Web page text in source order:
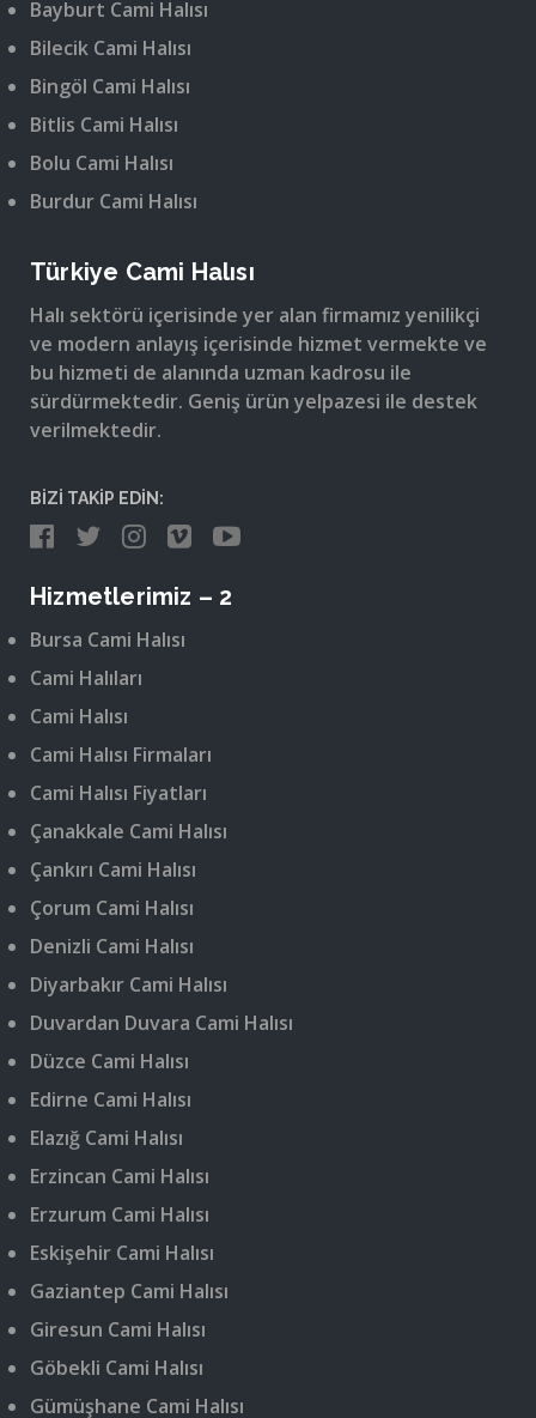
Bayburt Cami Halısı
Bilecik Cami Halısı
Bingöl Cami Halısı
Bitlis Cami Halısı
Bolu Cami Halısı
Burdur Cami Halısı
Türkiye Cami Halısı
Halı sektörü içerisinde yer alan firmamız yenilikçi
ve modern anlayış içerisinde hizmet vermekte ve
bu hizmeti de alanında uzman kadrosu ile
sürdürmektedir. Geniş ürün yelpazesi ile destek
verilmektedir.
BİZİ TAKİP EDİN:
Hizmetlerimiz – 2
Bursa Cami Halısı
Cami Halıları
Cami Halısı
Cami Halısı Firmaları
Cami Halısı Fiyatları
Çanakkale Cami Halısı
Çankırı Cami Halısı
Çorum Cami Halısı
Denizli Cami Halısı
Diyarbakır Cami Halısı
Duvardan Duvara Cami Halısı
Düzce Cami Halısı
Edirne Cami Halısı
Elazığ Cami Halısı
Erzincan Cami Halısı
Erzurum Cami Halısı
Eskişehir Cami Halısı
Gaziantep Cami Halısı
Giresun Cami Halısı
Göbekli Cami Halısı
Gümüşhane Cami Halısı